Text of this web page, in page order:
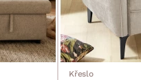
Křeslo